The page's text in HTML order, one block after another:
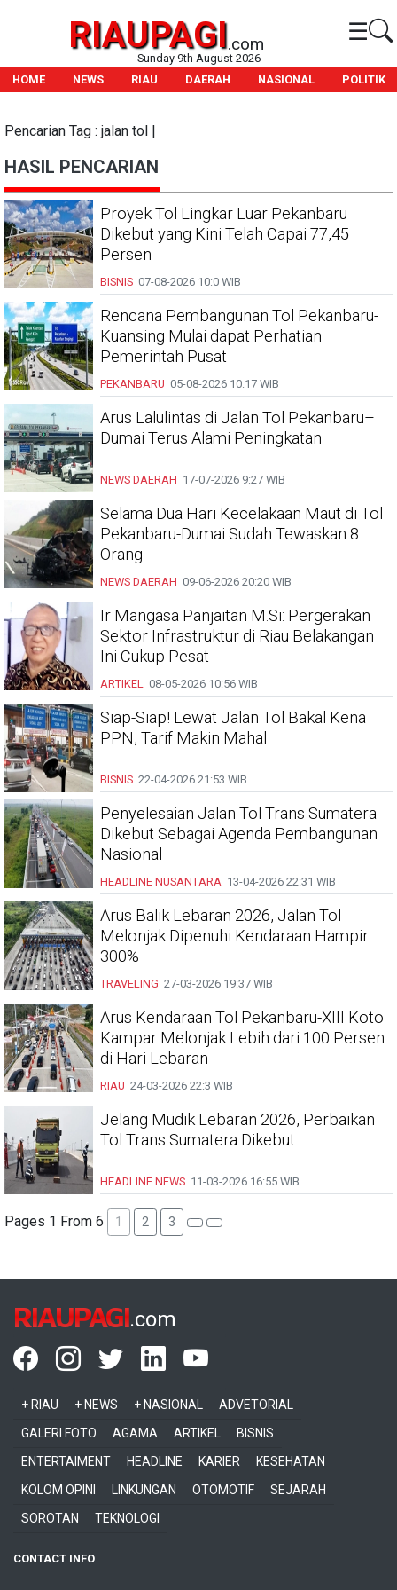
RIAUPAGI.com ☰
Sunday 9th August 2026
HOME
NEWS RIAU DAERAH NASIONAL POLITIK
Pencarian Tag : jalan tol |
HASIL PENCARIAN
Proyek Tol Lingkar Luar Pekanbaru
Dikebut yang Kini Telah Capai 77,45
Persen
BISNIS 07-08-2026 10:0 WIB
Rencana Pembangunan Tol Pekanbaru-
Kuansing Mulai dapat Perhatian
Pemerintah Pusat
PEKANBARU 05-08-2026 10:17 WIB
Arus Lalulintas di Jalan Tol Pekanbaru–
Dumai Terus Alami Peningkatan
NEWS DAERAH 17-07-2026 9:27 WIB
Selama Dua Hari Kecelakaan Maut di Tol
Pekanbaru-Dumai Sudah Tewaskan 8
Orang
NEWS DAERAH 09-06-2026 20:20 WIB
Ir Mangasa Panjaitan M.Si: Pergerakan
Sektor Infrastruktur di Riau Belakangan
Ini Cukup Pesat
ARTIKEL 08-05-2026 10:56 WIB
Siap-Siap! Lewat Jalan Tol Bakal Kena
PPN, Tarif Makin Mahal
BISNIS 22-04-2026 21:53 WIB
Penyelesaian Jalan Tol Trans Sumatera
Dikebut Sebagai Agenda Pembangunan
Nasional
HEADLINE NUSANTARA 13-04-2026 22:31 WIB
Arus Balik Lebaran 2026, Jalan Tol
Melonjak Dipenuhi Kendaraan Hampir
300%
TRAVELING 27-03-2026 19:37 WIB
Arus Kendaraan Tol Pekanbaru-XIII Koto
Kampar Melonjak Lebih dari 100 Persen
di Hari Lebaran
RIAU 24-03-2026 22:3 WIB
Jelang Mudik Lebaran 2026, Perbaikan
Tol Trans Sumatera Dikebut
HEADLINE NEWS 11-03-2026 16:55 WIB
Pages 1 From 6 1 2 3
RIAUPAGI.com
+ RIAU + NEWS + NASIONAL
ADVETORIAL
GALERI FOTO
AGAMA ARTIKEL
BISNIS
ENTERTAIMENT
HEADLINE KARIER
KESEHATAN
KOLOM OPINI
LINKUNGAN OTOMOTIF
SEJARAH
SOROTAN
TEKNOLOGI
CONTACT INFO